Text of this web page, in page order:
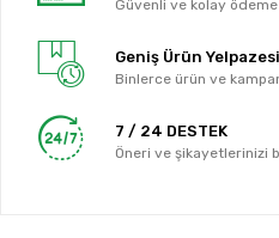
Güvenli ve kolay
Geniş Ürün Yelpazesi
Binlerce ürün ve
7 / 24 DESTEK
Öneri ve şikayetlerinizi